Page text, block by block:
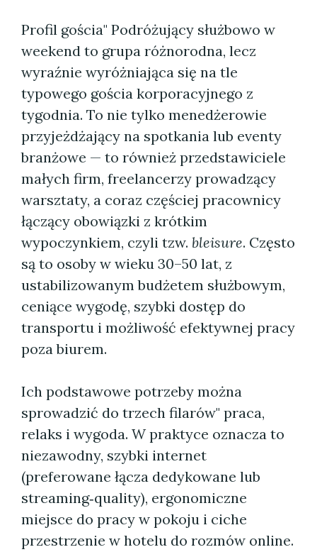
Profil gościa" Podróżujący służbowo w
weekend to grupa różnorodna, lecz
wyraźnie wyróżniająca się na tle
typowego gościa korporacyjnego z
tygodnia. To nie tylko menedżerowie
przyjeżdżający na spotkania lub eventy
branżowe — to również przedstawiciele
małych firm, freelancerzy prowadzący
warsztaty, a coraz częściej pracownicy
łączący obowiązki z krótkim
wypoczynkiem, czyli tzw. bleisure. Często
są to osoby w wieku 30–50 lat, z
ustabilizowanym budżetem służbowym,
ceniące wygodę, szybki dostęp do
transportu i możliwość efektywnej pracy
poza biurem.
Ich podstawowe potrzeby można
sprowadzić do trzech filarów" praca,
relaks i wygoda. W praktyce oznacza to
niezawodny, szybki internet
(preferowane łącza dedykowane lub
streaming‑quality), ergonomiczne
miejsce do pracy w pokoju i ciche
przestrzenie w hotelu do rozmów online.